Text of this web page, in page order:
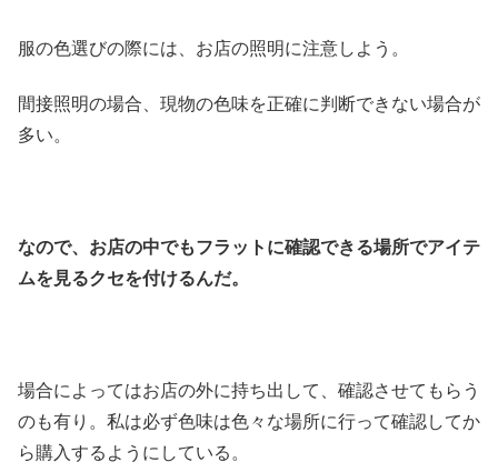
服の色選びの際には、お店の照明に注意しよう。
間接照明の場合、現物の色味を正確に判断できない場合が
多い。
なので、お店の中でもフラットに確認できる場所でアイテ
ムを見るクセを付けるんだ。
場合によってはお店の外に持ち出して、確認させてもらう
のも有り。私は必ず色味は色々な場所に行って確認してか
ら購入するようにしている。